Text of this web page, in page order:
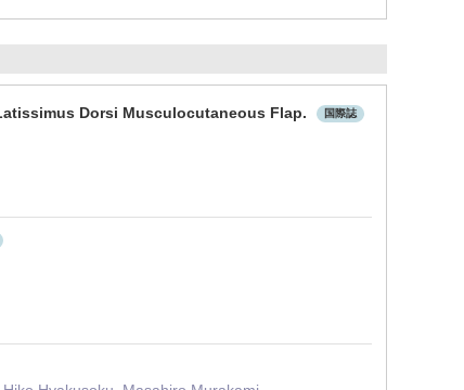
Dorsi Musculocutaneous Flap. 国際誌